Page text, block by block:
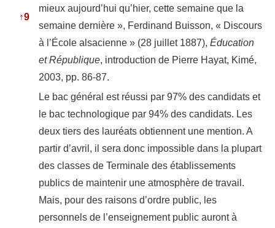
↑9
mieux aujourd’hui qu’hier, cette semaine que la
semaine dernière », Ferdinand Buisson, « Discours
à l’École alsacienne » (28 juillet 1887), Éducation
et République, introduction de Pierre Hayat, Kimé,
2003, pp. 86-87.
Le bac général est réussi par 97% des candidats et
le bac technologique par 94% des candidats. Les
deux tiers des lauréats obtiennent une mention. A
partir d’avril, il sera donc impossible dans la plupart
des classes de Terminale des établissements
publics de maintenir une atmosphère de travail.
Mais, pour des raisons d’ordre public, les
personnels de l’enseignement public auront à